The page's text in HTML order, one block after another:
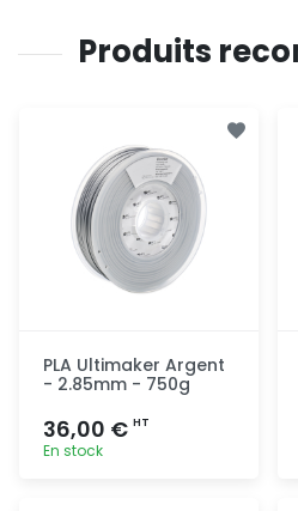
Produits
PLA Ultimaker Argent
- 2.85mm - 750g
36,00 € HT
En stock